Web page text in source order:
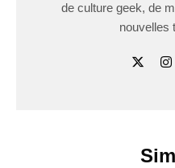
de culture geek, de
nouvelles